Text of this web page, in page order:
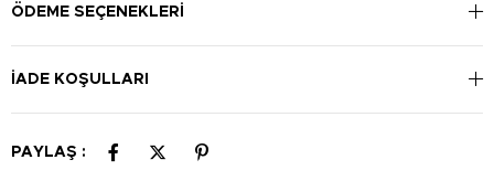
ÖDEME SEÇENEKLERI
İADE KOŞULLARI
PAYLAŞ :